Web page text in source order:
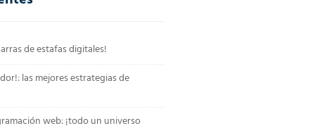
de estafas digitales!
las mejores estrategias de
web: ¡todo un universo